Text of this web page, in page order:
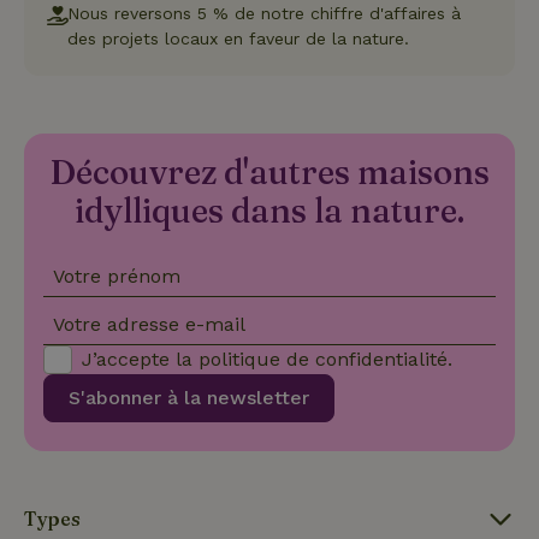
Nous reversons 5 % de notre chiffre d'affaires à
des projets locaux en faveur de la nature.
Découvrez d'autres maisons
idylliques dans la nature.
Votre prénom
Votre adresse e-mail
S'abonner à la newsletter
J’accepte la politique de confidentialité.
Types
strictement nécessaires.
Fournisseur/
2 jours
service
Script.com
pour
les
fonctionne